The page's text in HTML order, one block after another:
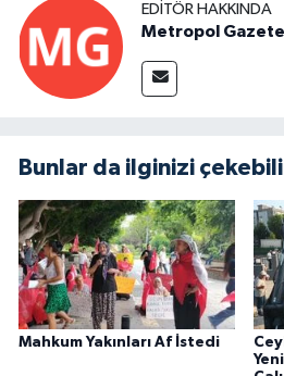
EDITÖR HAKKINDA
Metropol
Bunlar da ilginizi
Mahkum Yakınları Af İstedi